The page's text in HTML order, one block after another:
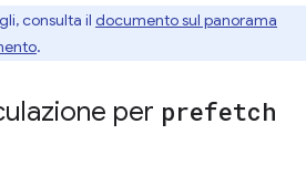
consulta il documento sul panorama
.
per prefetch